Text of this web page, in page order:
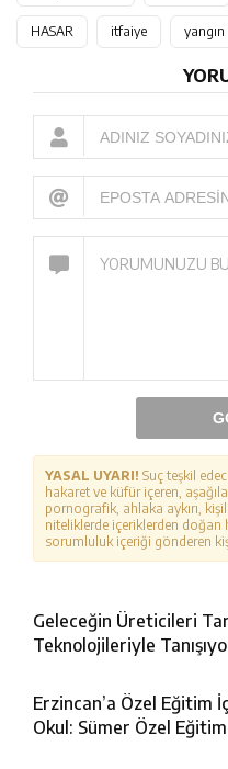
HASAR itfaiye yangın
YASAL UYARI! Suç teşkil
hakaret ve küfür içeren,
pornografik, ahlaka aykırı,
niteliklerde içeriklerden
sorumluluk içeriği gönderen
Geleceğin Üreticileri
Teknolojileriyle
Erzincan’a Özel Eğitim
Okul: Sümer Özel